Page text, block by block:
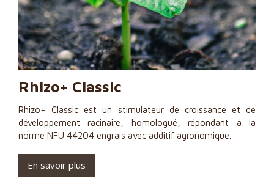
Actualités
Partenaires
Contact
Rhizo+ Classic
Rhizo+ Classic est un stimulateur de croissance et de
développement racinaire, homologué, répondant à la
norme NFU 44204 engrais avec additif agronomique.
En savoir plus